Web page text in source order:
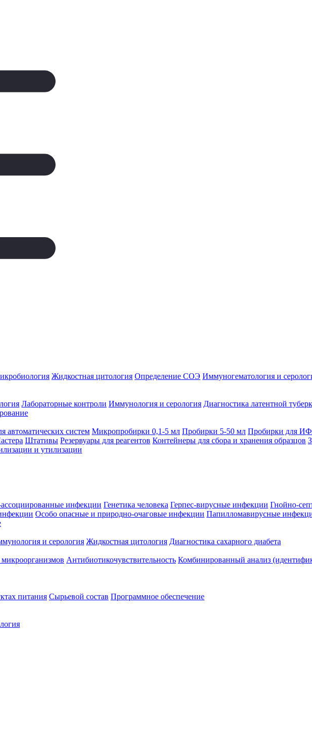
Жидкостная цитология Определение СОЭ Иммуногематология и
Лабораторные контроли Иммунология и серология Диагностика латентной
автоматических систем Микропробирки 0,1-5 мл Пробирки 5-50 мл Пробирки для
Штативы Резервуары для реагентов Контейнеры для сбора и хранения образцов
и утилизации
инфекции Генетика человека Герпес-вирусные инфекции Гнойно-
Особо опасные и природно-очаговые инфекции Папилломавирусные
и серология Жидкостная цитология Диагностика сахарного диабета
Антибиотикочувствительность Комбинированный анализ
питания Сырьевой состав Программное обеспечение